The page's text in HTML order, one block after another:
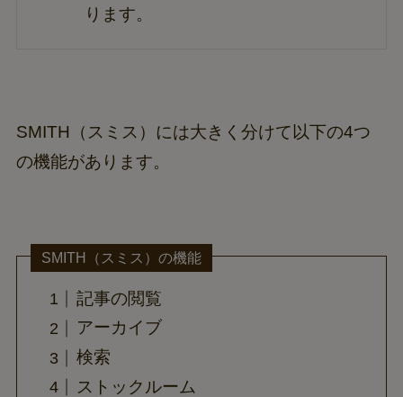
ります。
SMITH（スミス）には大きく分けて以下の4つ
の機能があります。
SMITH（スミス）の機能
記事の閲覧
アーカイブ
検索
ストックルーム